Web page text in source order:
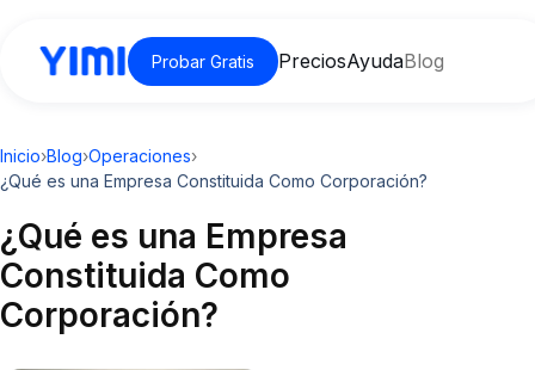
Probar Gratis PreciosAyudaBlog
Inicio›Blog›Operaciones›
¿Qué es una Empresa Constituida Como Corporación?
¿Qué es una Empresa
Constituida Como
Corporación?